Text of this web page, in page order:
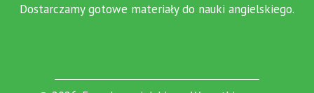
Dostarczamy gotowe materiały do nauki angielskiego.